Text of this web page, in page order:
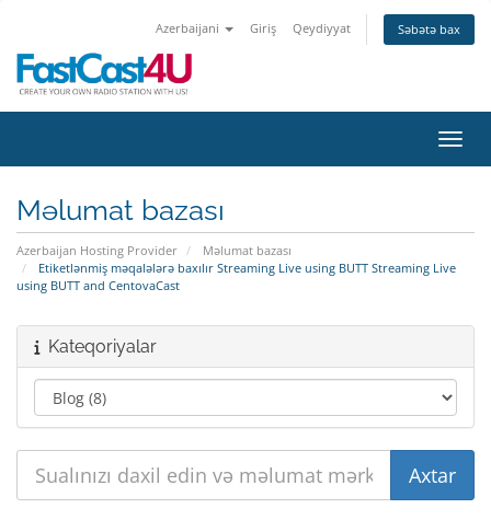
Azerbaijani Giriş Qeydiyyat Səbətə bax
Məlumat bazası
Azerbaijan Hosting Provider
Məlumat bazası
Etiketlənmiş məqalələrə baxılır Streaming Live using BUTT Streaming Live
using BUTT and CentovaCast
Kateqoriyalar